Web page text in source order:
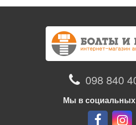
098 840
Мы в социальных